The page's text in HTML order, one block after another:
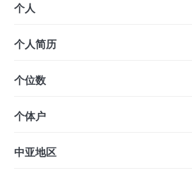
个人
个人简历
个位数
个体户
中亚地区